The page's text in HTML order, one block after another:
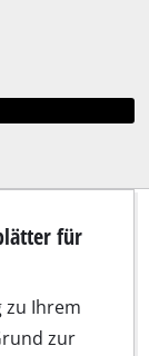
für
zu Ihrem
zur